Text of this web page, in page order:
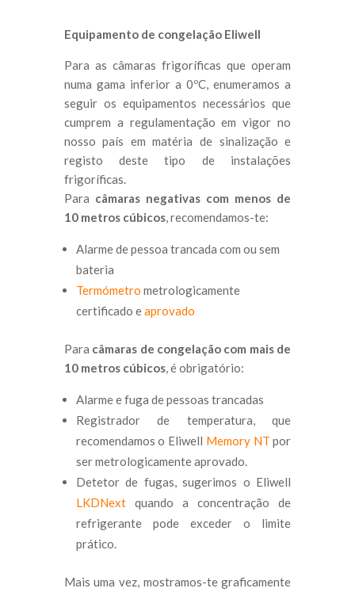
Equipamento de congelação Eliwell
Para as câmaras frigoríficas que operam
numa gama inferior a 0ºC, enumeramos a
seguir os equipamentos necessários que
cumprem a regulamentação em vigor no
nosso país em matéria de sinalização e
registo deste tipo de instalações
frigoríficas.
Para câmaras negativas com menos de
10 metros cúbicos, recomendamos-te:
Alarme de pessoa trancada com ou sem
bateria
Termómetro metrologicamente
certificado eaprovado
Para câmaras de congelação com mais de
10 metros cúbicos, é obrigatório:
Alarme e fuga de pessoas trancadas
Registrador de temperatura, que
recomendamos o Eliwell Memory NT por
ser metrologicamente aprovado.
Detetor de fugas, sugerimos o Eliwell
LKDNextquando a concentração de
refrigerante pode exceder o limite
prático.
Mais uma vez, mostramos-te graficamente